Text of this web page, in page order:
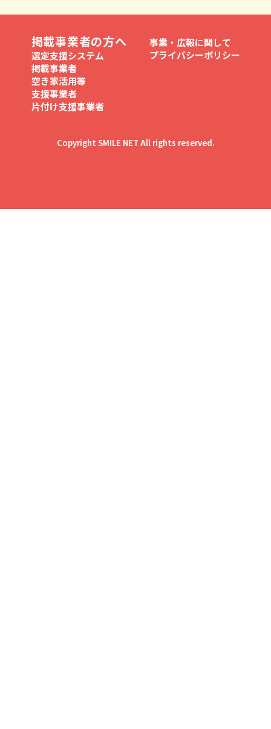
掲載事業者の方へ
選定支援システム
掲載事業者
空き家活用等
支援事業者
片付け支援事業者
事業・広報に関して
プライバシーポリシー
Copyright SMILE NET All rights reserved.